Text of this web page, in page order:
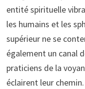
entité spirituelle
les humains et les
supérieur ne se
également un canal
praticiens de la
éclairent leur